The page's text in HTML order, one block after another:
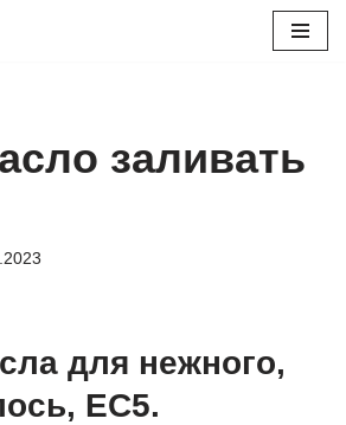
заливать
для нежного,
EC5.